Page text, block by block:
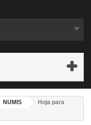
NUMIS
Hoja para